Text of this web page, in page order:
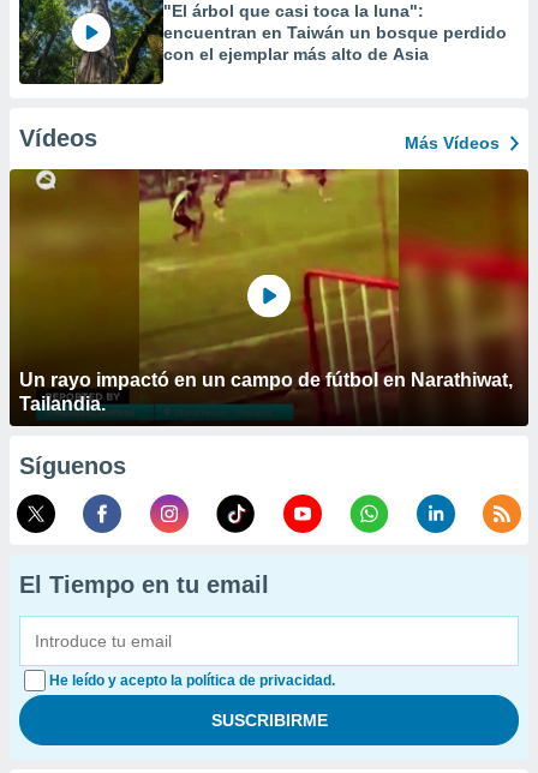
"El árbol que casi toca la luna":
encuentran en Taiwán un bosque perdido
con el ejemplar más alto de Asia
Vídeos Más Vídeos
Un rayo impactó en un campo de fútbol en Narathiwat,
Tailandia.
Síguenos
El Tiempo en tu email
He leído y acepto la política de privacidad.